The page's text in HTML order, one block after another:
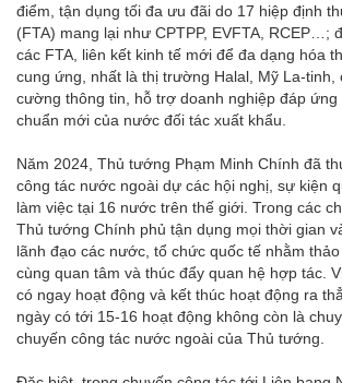
điểm, tận dụng tối đa ưu đãi do 17 hiệp định
(FTA) mang lại như CPTPP, EVFTA, RCEP…;
các FTA, liên kết kinh tế mới để đa dạng hóa
cung ứng, nhất là thị trường Halal, Mỹ La-tinh,
cường thông tin, hỗ trợ doanh nghiệp đáp ứng
chuẩn mới của nước đối tác xuất khẩu.
Năm 2024, Thủ tướng Phạm Minh Chính đã
công tác nước ngoài dự các hội nghị, sự kiện
làm việc tại 16 nước trên thế giới. Trong các
Thủ tướng Chính phủ tận dụng mọi thời gian
lãnh đạo các nước, tổ chức quốc tế nhằm
cùng quan tâm và thúc đẩy quan hệ hợp tác.
có ngay hoạt động và kết thúc hoạt động ra
ngày có tới 15-16 hoạt động không còn là
chuyến công tác nước ngoài của Thủ tướng.